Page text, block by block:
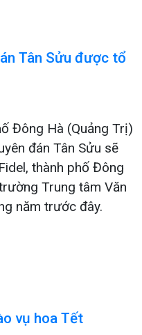
Tân Sửu được tổ
Đông Hà (Quảng Trị)
đán Tân Sửu sẽ
thành phố Đông
Trung tâm Văn
năm trước đây.
vụ hoa Tết